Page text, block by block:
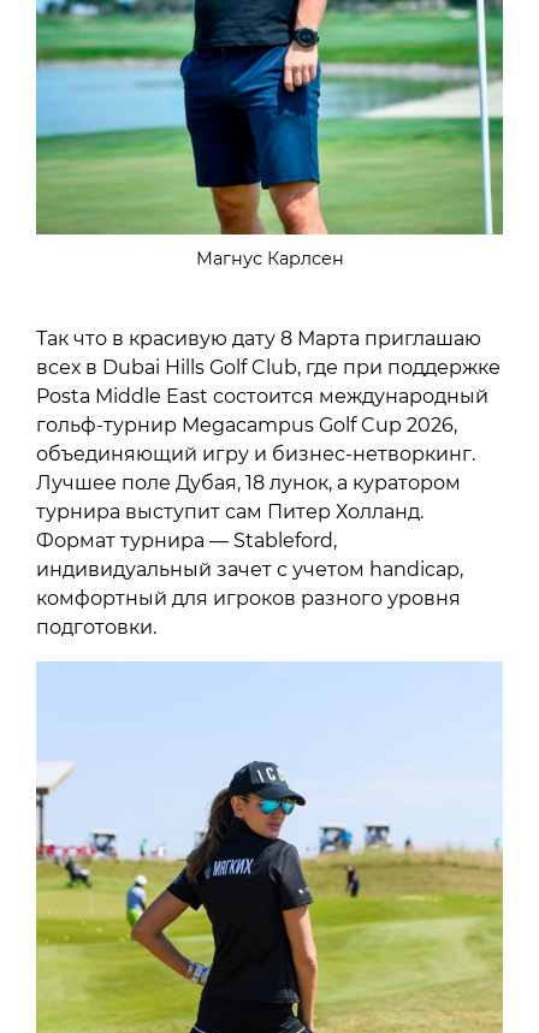
Магнус Карлсен
Так что в красивую дату 8 Марта приглашаю
всех в Dubai Hills Golf Club, где при поддержке
Posta Middle East состоится международный
гольф-турнир Megacampus Golf Cup 2026,
объединяющий игру и бизнес-нетворкинг.
Лучшее поле Дубая, 18 лунок, а куратором
турнира выступит сам Питер Холланд.
Формат турнира — Stableford,
индивидуальный зачет с учетом handicap,
комфортный для игроков разного уровня
подготовки.